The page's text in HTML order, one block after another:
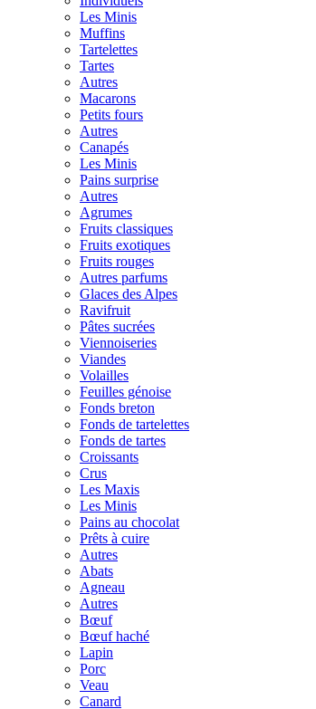
Les Minis
Muffins
Tartelettes
Tartes
Autres
Macarons
Petits fours
Autres
Canapés
Les Minis
Pains surprise
Autres
Agrumes
Fruits classiques
Fruits exotiques
Fruits rouges
Autres parfums
Glaces des Alpes
Ravifruit
Pâtes sucrées
Viennoiseries
Viandes
Volailles
Feuilles génoise
Fonds breton
Fonds de tartelettes
Fonds de tartes
Croissants
Crus
Les Maxis
Les Minis
Pains au chocolat
Prêts à cuire
Autres
Abats
Agneau
Autres
Bœuf
Bœuf haché
Lapin
Porc
Veau
Canard